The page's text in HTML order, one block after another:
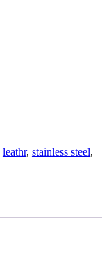
leathr, stainless steel,